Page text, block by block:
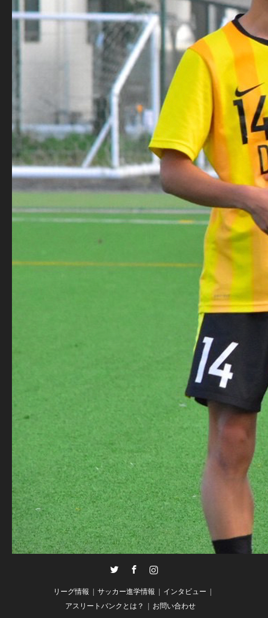
リーグ情報 サッカー進学情報
インタビュー
アスリートバンクとは？
お問い合わせ